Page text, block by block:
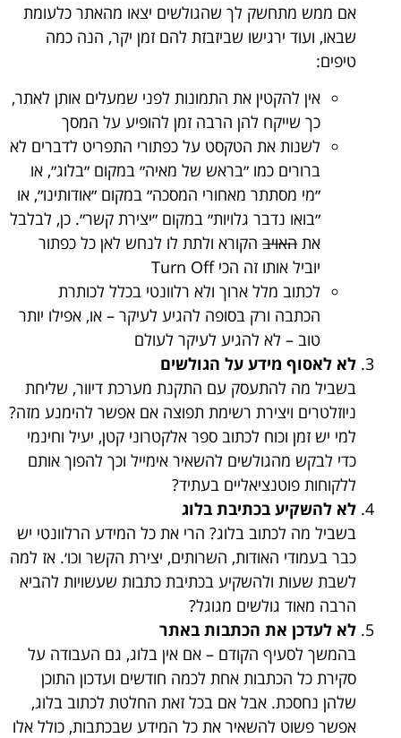
אם ממש מתחשק לך שהגולשים יצאו מהאתר כלעומת
שבאו, ועוד ירגישו שביזבזת להם זמן יקר, הנה כמה
טיפים:
אין להקטין את התמונות לפני שמעלים אותן לאתר,
כך שייקח להן הרבה זמן להופיע על המסך
לשנות את הטקסט על כפתורי התפריט לדברים לא
ברורים כמו ״בראש של מאיה״ במקום ״בלוג״, או
״מי מסתתר מאחורי המסכה״ במקום ״אודותינו״, או
״בואו נדבר גלויות״ במקום ״יצירת קשר״. כן, לבלבל
את האויב הקורא ולתת לו לנחש לאן כל כפתור
יוביל אותו זה הכי Turn Off
לכתוב מלל ארוך ולא רלוונטי בכלל לכותרת
הכתבה ורק בסופה להגיע לעיקר – או, אפילו יותר
טוב – לא להגיע לעיקר לעולם
לא לאסוף מידע על הגולשים
בשביל מה להתעסק עם התקנת מערכת דיוור, שליחת
ניוזלטרים ויצירת רשימת תפוצה אם אפשר להימנע מזה?
למי יש זמן וכוח לכתוב ספר אלקטרוני קטן, יעיל וחינמי
כדי לבקש מהגולשים להשאיר אימייל וכך להפוך אותם
ללקוחות פוטנציאליים בעתיד?
לא להשקיע בכתיבת בלוג
בשביל מה לכתוב בלוג? הרי את כל המידע הרלוונטי יש
כבר בעמודי האודות, השרותים, יצירת הקשר וכו׳. אז למה
לשבת שעות ולהשקיע בכתיבת כתבות שעשויות להביא
הרבה מאוד גולשים מגוגל?
לא לעדכן את הכתבות באתר
בהמשך לסעיף הקודם – אם אין בלוג, גם העבודה על
סקירת כל הכתבות אחת לכמה חודשים ועדכון התוכן
שלהן נחסכת. אבל אם בכל זאת החלטת לכתוב בלוג,
אפשר פשוט להשאיר את כל המידע שבכתבות, כולל אלו